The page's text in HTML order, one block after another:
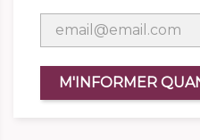
M'INFORMER